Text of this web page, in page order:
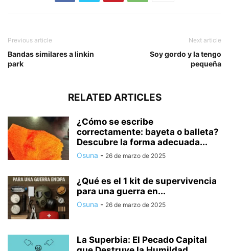
Previous article
Bandas similares a linkin
park
Next article
Soy gordo y la tengo
pequeña
RELATED ARTICLES
¿Cómo se escribe
correctamente: bayeta o balleta?
Descubre la forma adecuada...
Osuna - 26 de marzo de 2025
¿Qué es el 1 kit de supervivencia
para una guerra en...
Osuna - 26 de marzo de 2025
La Superbia: El Pecado Capital